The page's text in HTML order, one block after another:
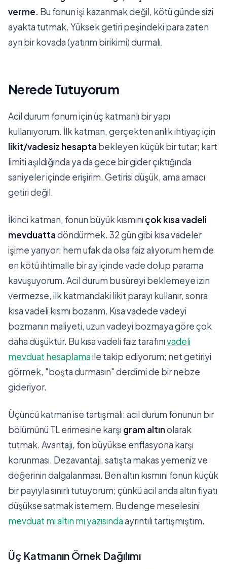
verme. Bu fonun işi kazanmak değil, kötü günde sizi
ayakta tutmak. Yüksek getiri peşindeki para zaten
ayrı bir kovada (yatırım birikimi) durmalı.
Nerede Tutuyorum
Acil durum fonum için üç katmanlı bir yapı
kullanıyorum. İlk katman, gerçekten anlık ihtiyaç için
likit/vadesiz hesapta bekleyen küçük bir tutar; kart
limiti aşıldığında ya da gece bir gider çıktığında
saniyeler içinde erişirim. Getirisi düşük, ama amacı
getiri değil.
İkinci katman, fonun büyük kısmını çok kısa vadeli
mevduattadöndürmek. 32 gün gibi kısa vadeler
işime yarıyor: hem ufak da olsa faiz alıyorum hem de
en kötü ihtimalle bir ay içinde vade dolup parama
kavuşuyorum. Acil durum bu süreyi beklemeye izin
vermezse, ilk katmandaki likit parayı kullanır, sonra
kısa vadeli kısmı bozarım. Kısa vadede vadeyi
bozmanın maliyeti, uzun vadeyi bozmaya göre çok
daha düşüktür. Bu kısa vadeli faiz tarafınıvadeli
mevduat hesaplamaile takip ediyorum; net getiriyi
görmek, "boşta durmasın" derdimi de bir nebze
gideriyor.
Üçüncü katman ise tartışmalı: acil durum fonunun bir
bölümünü TL erimesine karşı gram altınolarak
tutmak. Avantajı, fon büyükse enflasyona karşı
korunması. Dezavantajı, satışta makas yemeniz ve
değerinin dalgalanması. Ben altın kısmını fonun küçük
bir payıyla sınırlı tutuyorum; çünkü acil anda altın fiyatı
düşükse satmak istemem. Bu denge meselesini
mevduat mı altın mı yazısındaayrıntılı tartışmıştım.
Üç Katmanın Örnek Dağılımı